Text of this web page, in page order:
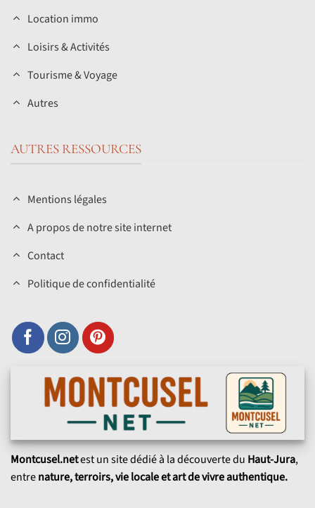
Location immo
Loisirs & Activités
Tourisme & Voyage
Autres
AUTRES RESSOURCES
Mentions légales
A propos de notre site internet
Contact
Politique de confidentialité
Montcusel.netest un site dédié à la découverte du Haut-Jura,
entrenature, terroirs, vie locale et art de vivre authentique.